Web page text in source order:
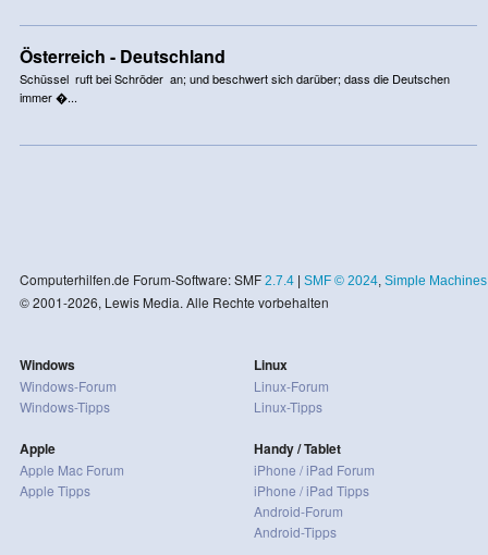
Österreich - Deutschland
Schüssel ruft bei Schröder an; und beschwert sich darüber; dass die Deutschen
immer �...
Computerhilfen.de Forum-Software: SMF 2.7.4| SMF © 2024, Simple Machines
© 2001-2026, Lewis Media. Alle Rechte vorbehalten
Windows
Windows-Forum
Windows-Tipps
Apple
Apple Mac Forum
Apple Tipps
Linux
Linux-Forum
Linux-Tipps
Handy / Tablet
iPhone / iPad Forum
iPhone / iPad Tipps
Android-Forum
Android-Tipps